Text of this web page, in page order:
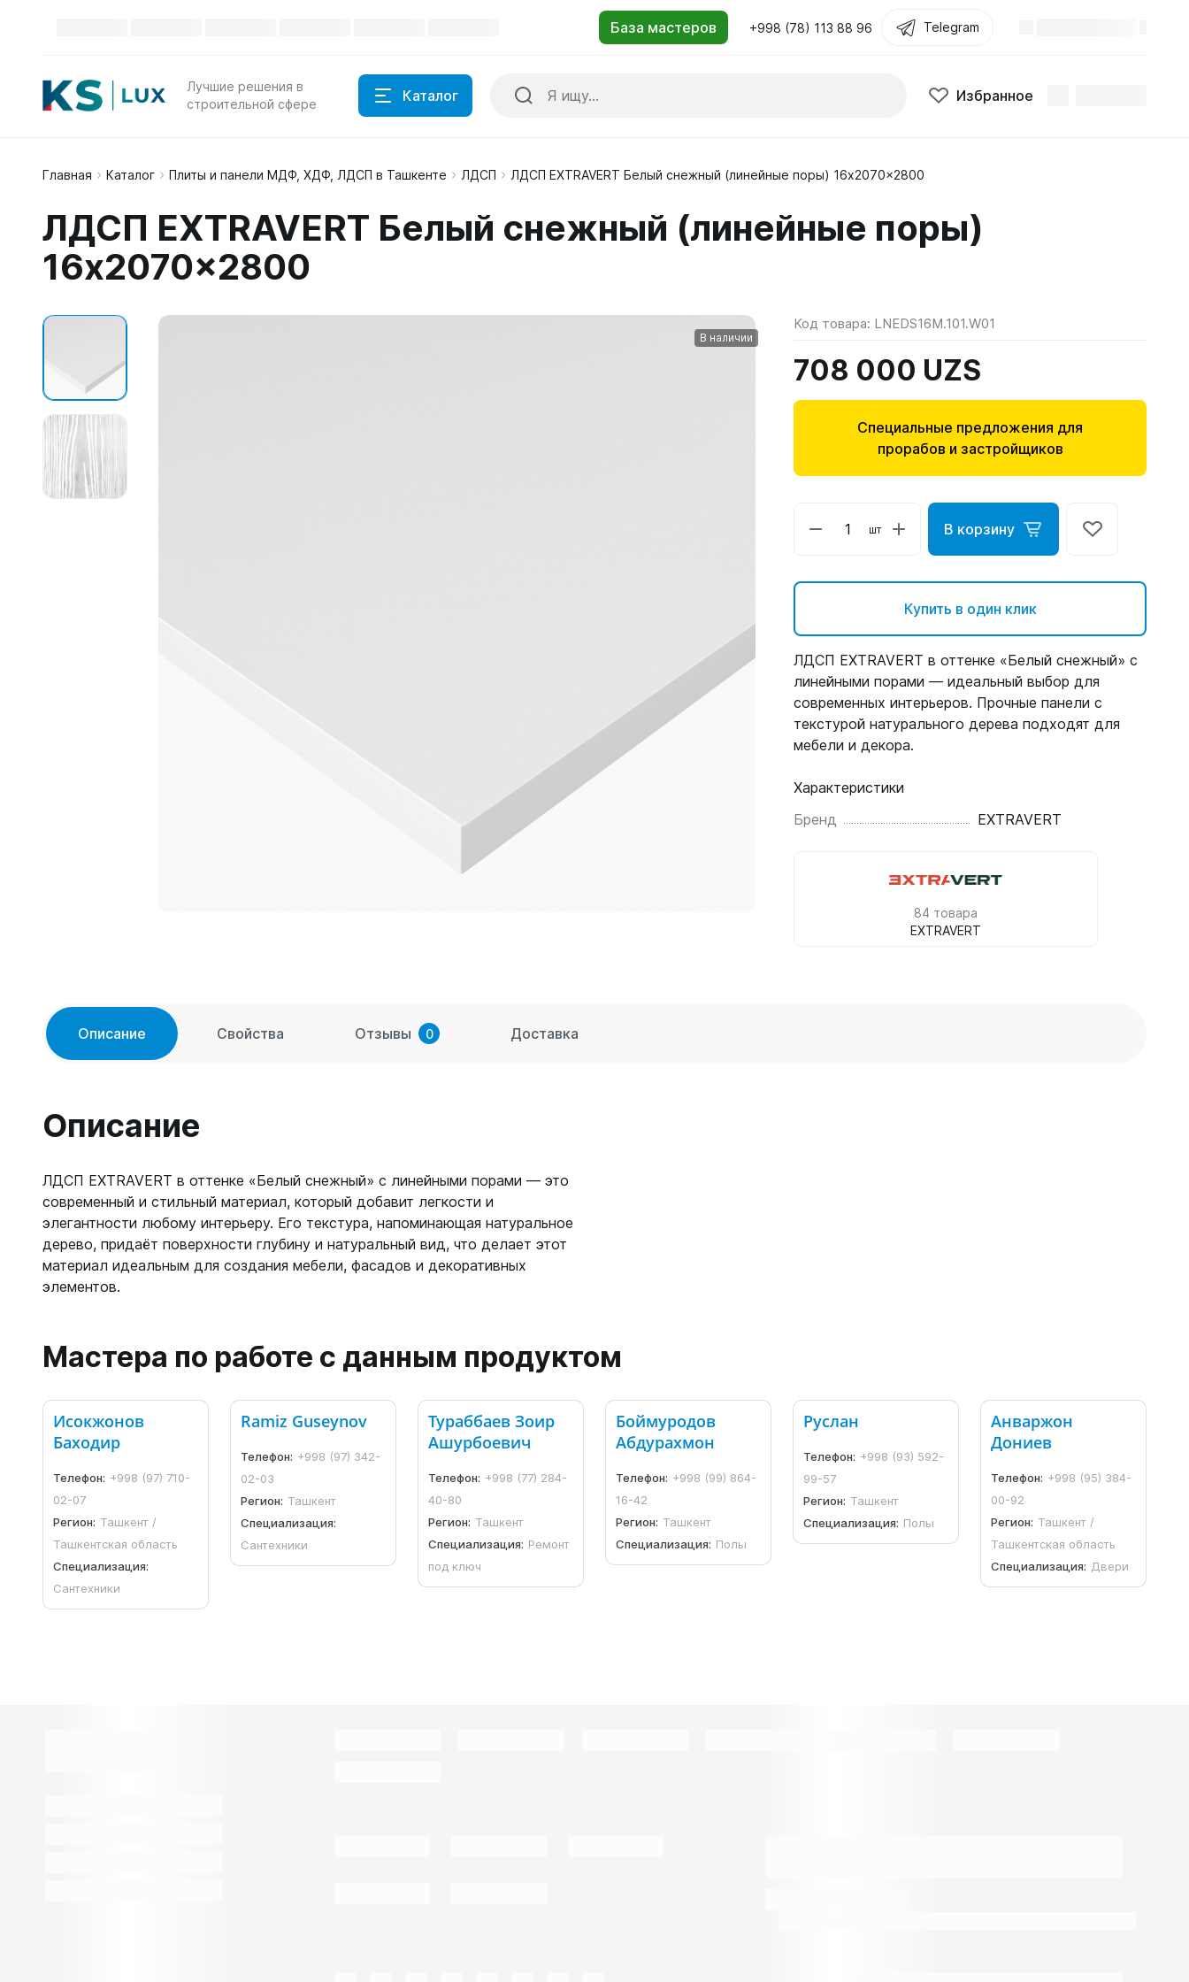
+998 (78) 113 88 96 Telegram
Лучшие решения в
строительной сфере
Каталог Избранное
Главная Каталог Плиты и панели МДФ, ХДФ, ЛДСП в Ташкенте ЛДСП ЛДСП EXTRAVERT Белый снежный (линейные поры) 16x2070x2800
ЛДСП EXTRAVERT Белый снежный (линейные поры)
16x2070x2800
В наличии
Код товара: LNEDS16M.101.W01
708 000 UZS
Специальные предложения для
прорабов и застройщиков
шт В корзину
Купить в один клик
ЛДСП EXTRAVERT в оттенке «Белый снежный» с
линейными порами — идеальный выбор для
современных интерьеров. Прочные панели с
текстурой натурального дерева подходят для
мебели и декора.
Характеристики
Бренд
EXTRAVERT
84 товара
EXTRAVERT
Описание Свойства Отзывы 0 Доставка
Описание
ЛДСП EXTRAVERT в оттенке «Белый снежный» с линейными порами — это
современный и стильный материал, который добавит легкости и
элегантности любому интерьеру. Его текстура, напоминающая натуральное
дерево, придаёт поверхности глубину и натуральный вид, что делает этот
материал идеальным для создания мебели, фасадов и декоративных
элементов.
Мастера по работе с данным продуктом
Исокжонов
Баходир
Телефон: +998 (97) 710-
02-07
Регион: Ташкент /
Ташкентская область
Специализация:
Сантехники
Ramiz Guseynov
Телефон: +998 (97) 342-
02-03
Регион: Ташкент
Специализация:
Сантехники
Тураббаев Зоир
Ашурбоевич
Телефон: +998 (77) 284-
40-80
Регион: Ташкент
Специализация: Ремонт
под ключ
Боймуродов
Абдурахмон
Телефон: +998 (99) 864-
16-42
Регион: Ташкент
Специализация: Полы
Руслан
Телефон: +998 (93) 592-
99-57
Регион: Ташкент
Специализация: Полы
Анваржон
Дониев
Телефон: +998 (95) 384-
00-92
Регион: Ташкент /
Ташкентская область
Специализация: Двери